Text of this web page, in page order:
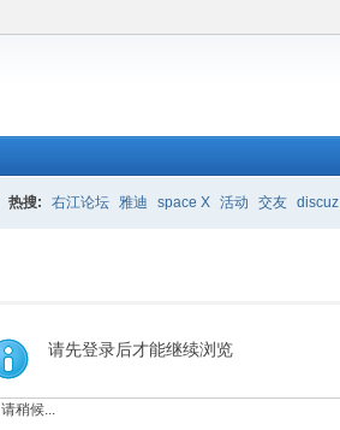
热搜: 右江论坛 雅迪 space X 活动 交友 discuz
请先登录后才能继续浏览
请稍候...